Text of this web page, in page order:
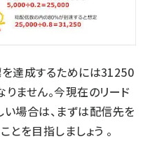
を達成するためには31250
ません。今現在のリード
場合は、まずは配信先を
を目指しましょう 。